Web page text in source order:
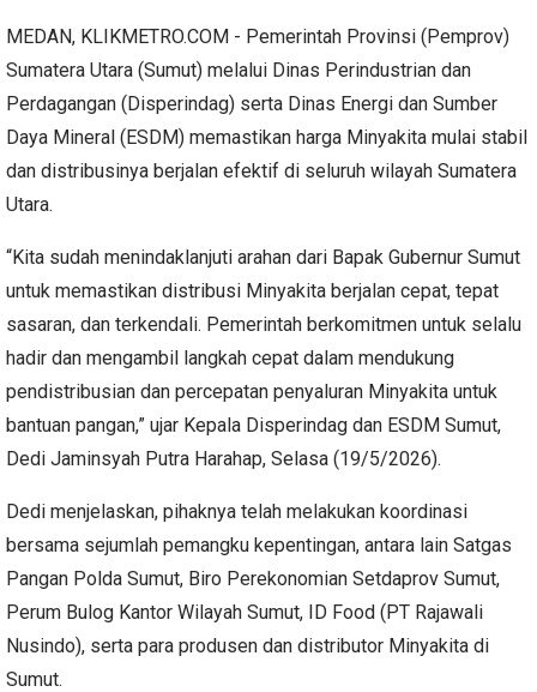
MEDAN, KLIKMETRO.COM - Pemerintah Provinsi (Pemprov)
Sumatera Utara (Sumut) melalui Dinas Perindustrian dan
Perdagangan (Disperindag) serta Dinas Energi dan Sumber
Daya Mineral (ESDM) memastikan harga Minyakita mulai stabil
dan distribusinya berjalan efektif di seluruh wilayah Sumatera
Utara.
“Kita sudah menindaklanjuti arahan dari Bapak Gubernur Sumut
untuk memastikan distribusi Minyakita berjalan cepat, tepat
sasaran, dan terkendali. Pemerintah berkomitmen untuk selalu
hadir dan mengambil langkah cepat dalam mendukung
pendistribusian dan percepatan penyaluran Minyakita untuk
bantuan pangan,” ujar Kepala Disperindag dan ESDM Sumut,
Dedi Jaminsyah Putra Harahap, Selasa (19/5/2026).
Dedi menjelaskan, pihaknya telah melakukan koordinasi
bersama sejumlah pemangku kepentingan, antara lain Satgas
Pangan Polda Sumut, Biro Perekonomian Setdaprov Sumut,
Perum Bulog Kantor Wilayah Sumut, ID Food (PT Rajawali
Nusindo), serta para produsen dan distributor Minyakita di
Sumut.